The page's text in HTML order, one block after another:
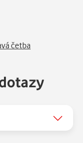
len našla,
čase na
četba